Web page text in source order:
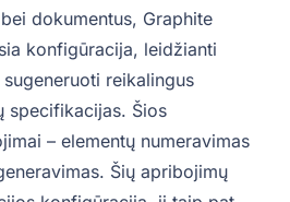
dokumentus, Graphite
konfigūracija, leidžianti
reikalingus
specifikacijas. Šios
– elementų numeravimas
Šių apribojimų